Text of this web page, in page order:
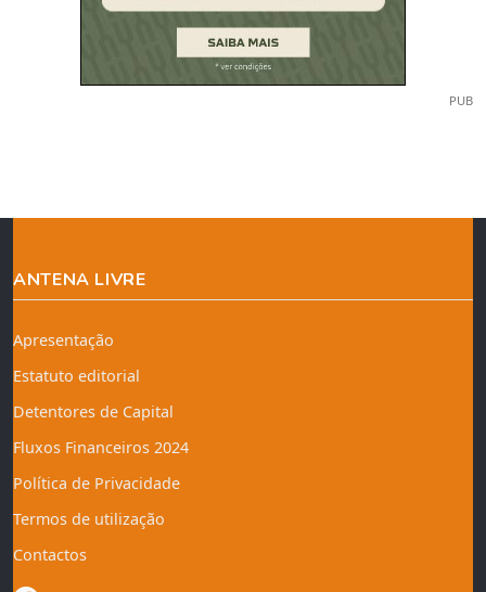
PUB
ANTENA LIVRE
Apresentação
Estatuto editorial
Detentores de Capital
Fluxos Financeiros 2024
Política de Privacidade
Termos de utilização
Contactos